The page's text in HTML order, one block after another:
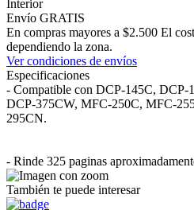
Interior
Envío GRATIS
En compras mayores a $2.500 El
dependiendo la zona.
Ver condiciones de envíos
Especificaciones
- Compatible con DCP-145C,
DCP-375CW, MFC-250C, MFC-
295CN.
- Rinde 325 paginas
También te puede interesar